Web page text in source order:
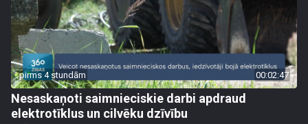
pirms 4 stundām 00:02:47
Nesaskaņoti saimnieciskie darbi apdraud
elektrotīklus un cilvēku dzīvību